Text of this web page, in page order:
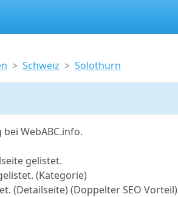
Schweiz Solothurn
WebABC.info.
gelistet.
(Kategorie)
(Detailseite) (Doppelter SEO Vorteil)